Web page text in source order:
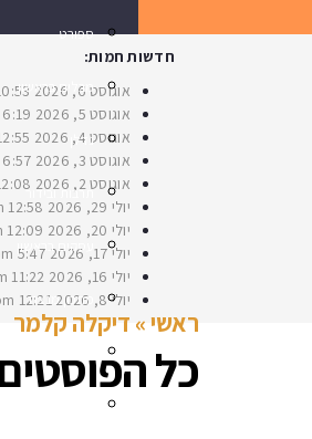
ספורט
מבלים בראשון
נדלן
תרבות ובידור
עסקים בראשון
מתכון מנצח
חדשות חמות:
אוגוסט 6, 2026
am
אוגוסט 5, 2026
6:19 pm
אוגוסט 4, 2026
pm
אוגוסט 3, 2026
6:57 pm
אוגוסט 2, 2026
pm
יולי 29, 2026
12:58 pm
יולי 20, 2026
12:09 pm
יולי 17, 2026
5:47 pm
יולי 16, 2026
11:22 am
יולי 8, 2026
12:21 pm
ראשי» דיקלה קלמר
כל